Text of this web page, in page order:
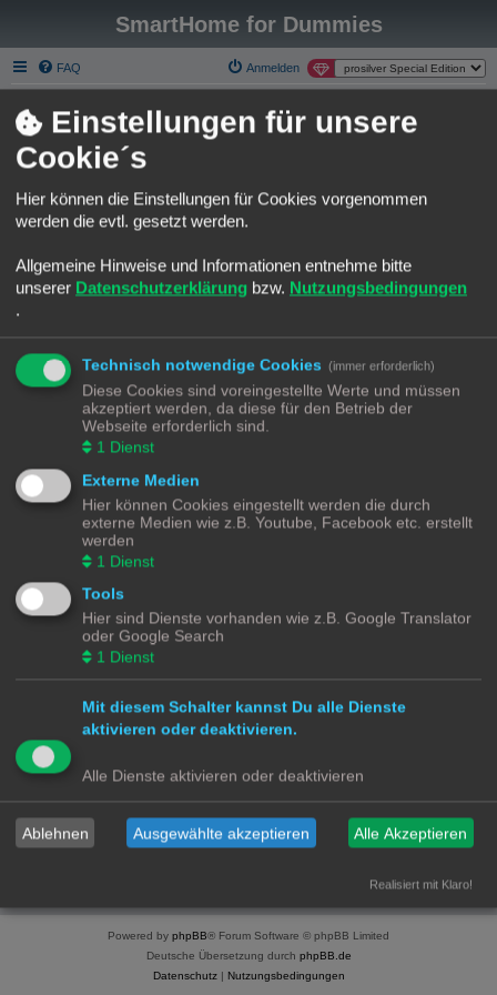
SmartHome for Dummies
FAQ Anmelden
Über Smart Homee for Dummies
Die phpBB Forum Software gehört nicht wirklich zu den modernsten
seiner Art.
kläglich gescheitert.
benutzen.
Bestehenden Usern bleibt es leider nicht erspart, sich auf der neuen
Platform neu anzumelden.
Das Forum hier, bleibt selbstverständlich Online. Ich würde versuchen
einiges händisch zu migrieren.
Da fallen mir die Rubriken "Template Sammlungen" oder "Best Practice
Automatisierungen" ein.
SmartHome for Dummies Discourse Platform.
Du musst dich anmelden, um in diesem Forum Beiträge zu
zitieren.
Benutzername:
Ich habe mein Passwort vergessen
Angemeldet bleiben
Powered by phpBB® Forum Software © phpBB Limited
Deutsche Übersetzung durch phpBB.de
Datenschutz| Nutzungsbedingungen
Einstellungen für unsere
Cookie´s
Hier können die Einstellungen für Cookies vorgenommen
werden die evtl. gesetzt werden.
Allgemeine Hinweise und Informationen entnehme bitte
unserer Datenschutzerklärung bzw. Nutzungsbedingungen
.
Technisch notwendige Cookies (immer erforderlich)
Diese Cookies sind voreingestellte Werte und müssen
akzeptiert werden, da diese für den Betrieb der
Webseite erforderlich sind.
1 Dienst
Externe Medien
Hier können Cookies eingestellt werden die durch
externe Medien wie z.B. Youtube, Facebook etc. erstellt
werden
1 Dienst
Tools
Hier sind Dienste vorhanden wie z.B. Google Translator
oder Google Search
1 Dienst
Mit diesem Schalter kannst Du alle Dienste
aktivieren oder deaktivieren.
Alle Dienste aktivieren oder deaktivieren
Ablehnen Ausgewählte akzeptieren Alle Akzeptieren
Realisiert mit Klaro!